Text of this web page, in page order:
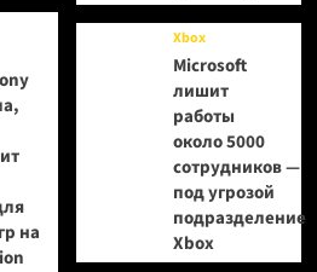
на
Xbox
Microsoft
лишит
работы
около 5000
сотрудников —
под угрозой
подразделение
Xbox